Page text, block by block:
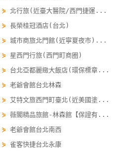
客
服
聯
單
Line
上
客
⋟北行旅(近臺大醫院/西門捷運...
⋟長榮桂冠酒店(台北)
⋟城市商旅北門館(近寧夏夜市)...
⋟ 星西門行旅(西門町商圈)
⋟ 台北亞都麗緻大飯店(環保標章...
⋟老爺會館台北林森
⋟艾特文旅西門町臺北(近美國塗...
⋟薇閣精品旅館-林森館【保證有...
⋟老爺會館台北南西
⋟雀客快捷台北永康